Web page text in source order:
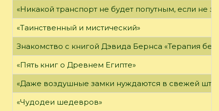
«Никакой транспорт не будет попутным, если не
«Таинственный и мистический»
Знакомство с книгой Дэвида Бернса «Терапия
«Пять книг о Древнем Египте»
«Даже воздушные замки нуждаются в свежей
«Чудодеи шедевров»